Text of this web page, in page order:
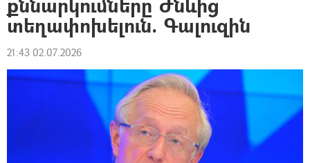
տեղափոխելուն. Գալուզին
21:43 02.07.2026